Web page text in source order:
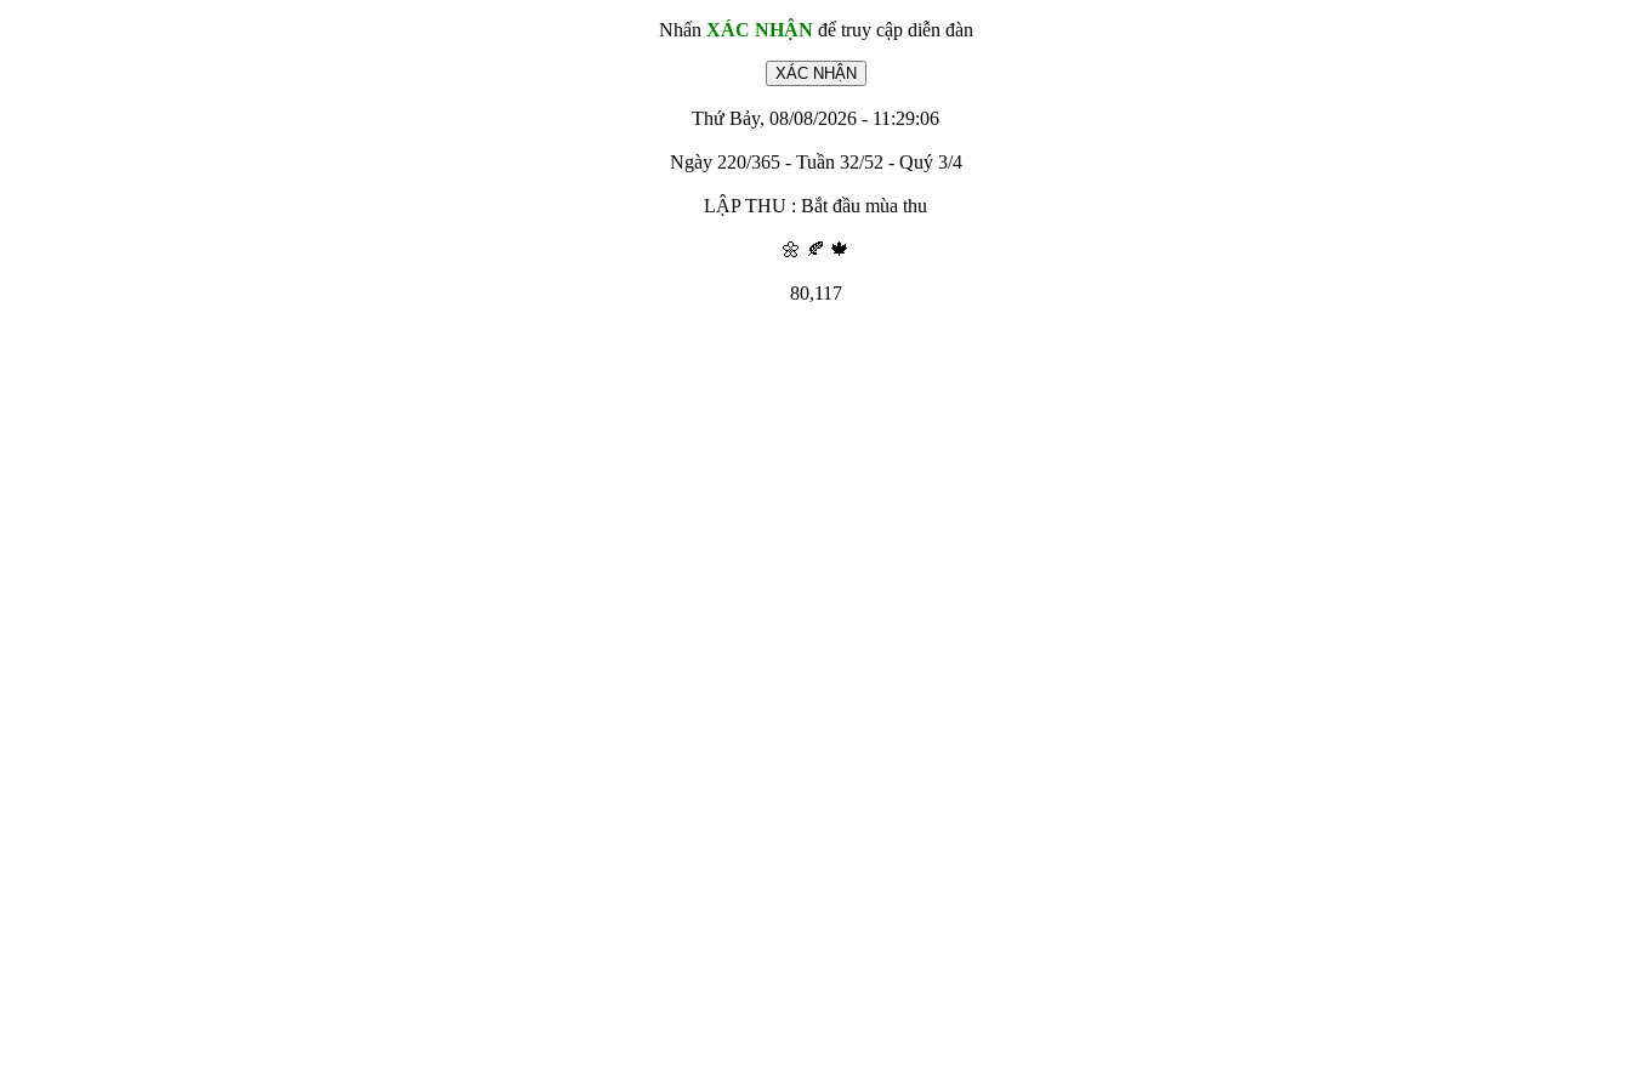
Nhấn XÁC NHẬNđể truy cập diễn đàn
Thứ Bảy, 08/08/2026 - 11:29:06
Ngày 220/365 - Tuần 32/52 - Quý 3/4
LẬP THU : Bắt đầu mùa thu
🌼 🍂 🍁
80,117